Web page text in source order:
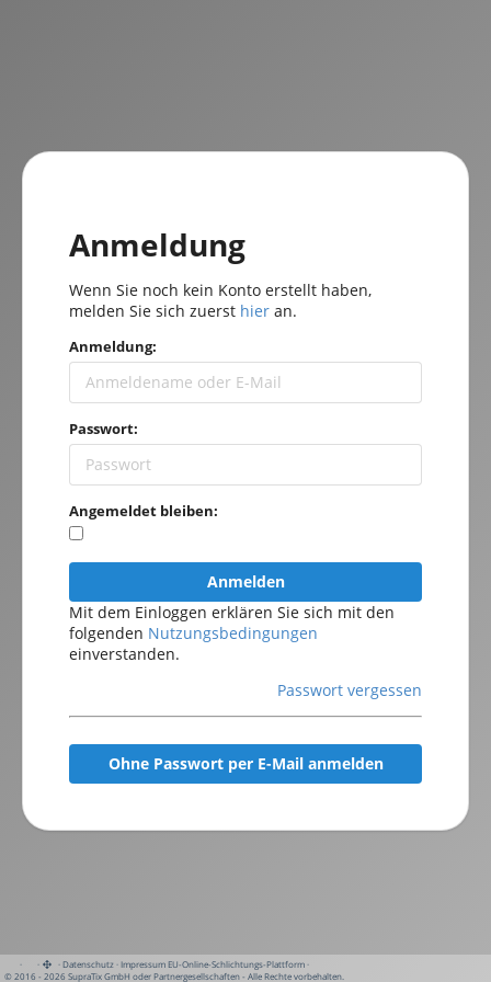
Anmeldung
Wenn Sie noch kein Konto erstellt haben,
melden Sie sich zuerst hier an.
Anmeldung:
Passwort:
Angemeldet bleiben:
Anmelden
Mit dem Einloggen erklären Sie sich mit den
folgenden Nutzungsbedingungen
einverstanden.
Passwort vergessen
Ohne Passwort per E-Mail anmelden
· · ·Datenschutz·Impressum EU-Online-Schlichtungs-Plattform·
© 2016 - 2026 SupraTix GmbH oder Partnergesellschaften - Alle Rechte vorbehalten.